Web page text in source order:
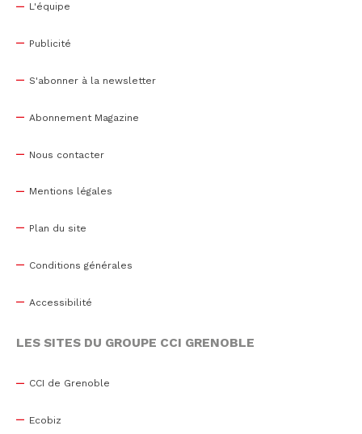
L'équipe
Publicité
S'abonner à la newsletter
Abonnement Magazine
Nous contacter
Mentions légales
Plan du site
Conditions générales
Accessibilité
LES SITES DU GROUPE CCI GRENOBLE
CCI de Grenoble
Ecobiz